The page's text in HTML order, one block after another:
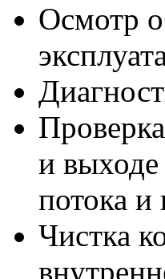
Осмотр
и выходе
потока и
Чистка